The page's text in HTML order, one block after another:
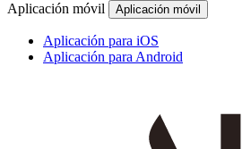
Aplicación móvil Aplicación móvil
Aplicación para iOS
Aplicación para Android